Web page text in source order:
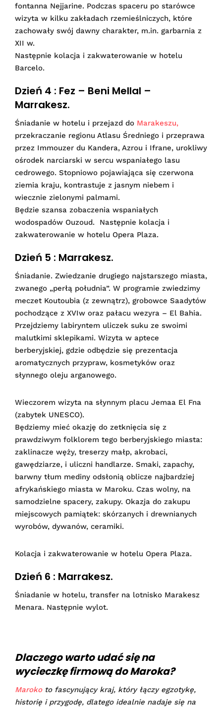
fontanna Nejjarine. Podczas spaceru po starówce
wizyta w kilku zakładach rzemieślniczych, które
zachowały swój dawny charakter, m.in. garbarnia z
XII w.
Następnie kolacja i zakwaterowanie w hotelu
Barcelo.
Dzień 4 : Fez – Beni Mellal –
Marrakesz.
Śniadanie w hotelu i przejazd do Marakeszu,
przekraczanie regionu Atlasu Średniego i przeprawa
przez Immouzer du Kandera, Azrou i Ifrane, urokliwy
ośrodek narciarski w sercu wspaniałego lasu
cedrowego. Stopniowo pojawiająca się czerwona
ziemia kraju, kontrastuje z jasnym niebem i
wiecznie zielonymi palmami.
Będzie szansa zobaczenia wspaniałych
wodospadów Ouzoud. Następnie kolacja i
zakwaterowanie w hotelu Opera Plaza.
Dzień 5 : Marrakesz.
Śniadanie. Zwiedzanie drugiego najstarszego miasta,
zwanego „perłą południa”. W programie zwiedzimy
meczet Koutoubia (z zewnątrz), grobowce Saadytów
pochodzące z XVIw oraz pałacu wezyra – El Bahia.
Przejdziemy labiryntem uliczek suku ze swoimi
malutkimi sklepikami. Wizyta w aptece
berberyjskiej, gdzie odbędzie się prezentacja
aromatycznych przypraw, kosmetyków oraz
słynnego oleju arganowego.
Wieczorem wizyta na słynnym placu Jemaa El Fna
(zabytek UNESCO).
Będziemy mieć okazję do zetknięcia się z
prawdziwym folklorem tego berberyjskiego miasta:
zaklinacze węży, treserzy małp, akrobaci,
gawędziarze, i uliczni handlarze. Smaki, zapachy,
barwny tłum mediny odsłonią oblicze najbardziej
afrykańskiego miasta w Maroku. Czas wolny, na
samodzielne spacery, zakupy. Okazja do zakupu
miejscowych pamiątek: skórzanych i drewnianych
wyrobów, dywanów, ceramiki.
Kolacja i zakwaterowanie w hotelu Opera Plaza.
Dzień 6 : Marrakesz.
Śniadanie w hotelu, transfer na lotnisko Marakesz
Menara. Następnie wylot.
Dlaczego warto udać się na
wycieczkę firmową do Maroka?
Marokoto fascynujący kraj, który łączy egzotykę,
historię i przygodę, dlatego idealnie nadaje się na